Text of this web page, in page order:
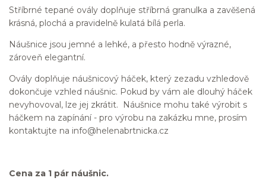
Stříbrné tepané ovály doplňuje stříbrná granulka a zavěšená
krásná, plochá a pravidelně kulatá bílá perla.
Náušnice jsou jemné a lehké, a přesto hodně výrazné,
zároveň elegantní.
Ovály doplňuje náušnicový háček, který zezadu vzhledově
dokončuje vzhled náušnic. Pokud by vám ale dlouhý háček
nevyhovoval, lze jej zkrátit. Náušnice mohu také výrobit s
háčkem na zapínání - pro výrobu na zakázku mne, prosím
kontaktujte na info@helenabrtnicka.cz
Cena za 1 pár náušnic.